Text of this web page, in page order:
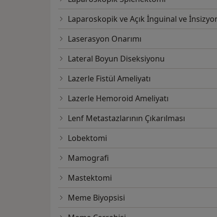
Laparoskopik ve Açık İnguinal ve
Laserasyon Onarımı
Lateral Boyun Diseksiyonu
Lazerle Fistül Ameliyatı
Lazerle Hemoroid Ameliyatı
Lenf Metastazlarının Çıkarılması
Lobektomi
Mamografi
Mastektomi
Meme Biyopsisi